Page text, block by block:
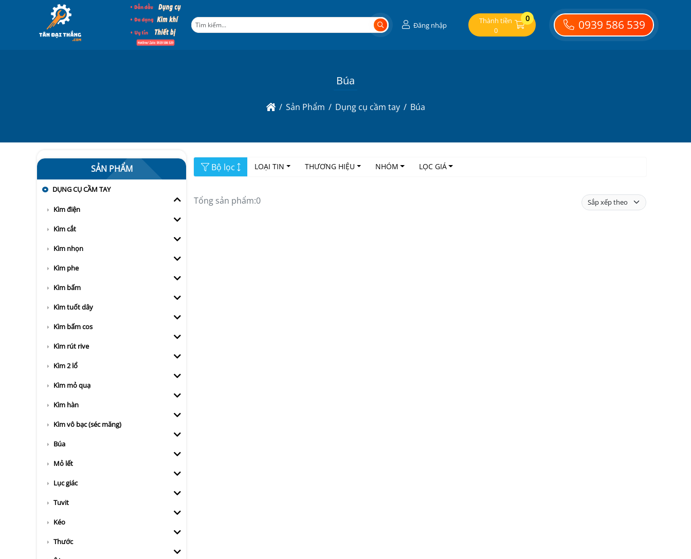
Đăng nhập
Thành tiền
0
0 0939 586 539
Búa
Sản Phẩm Dụng cụ cầm tay Búa
SẢN PHẨM
DỤNG CỤ CẦM TAY
Kìm điện
Kìm cắt
Kìm nhọn
Kìm phe
Kìm bấm
Kìm tuốt dây
Kìm bấm cos
Kìm rút rive
Kìm 2 lổ
Kìm mỏ quạ
Kìm hàn
Kìm vô bạc (séc măng)
Búa
Mỏ lết
Lục giác
Tuvit
Kéo
Thước
Bộ lọc LOẠI TIN THƯƠNG HIỆU NHÓM LỌC GIÁ
Tổng sản phẩm:0